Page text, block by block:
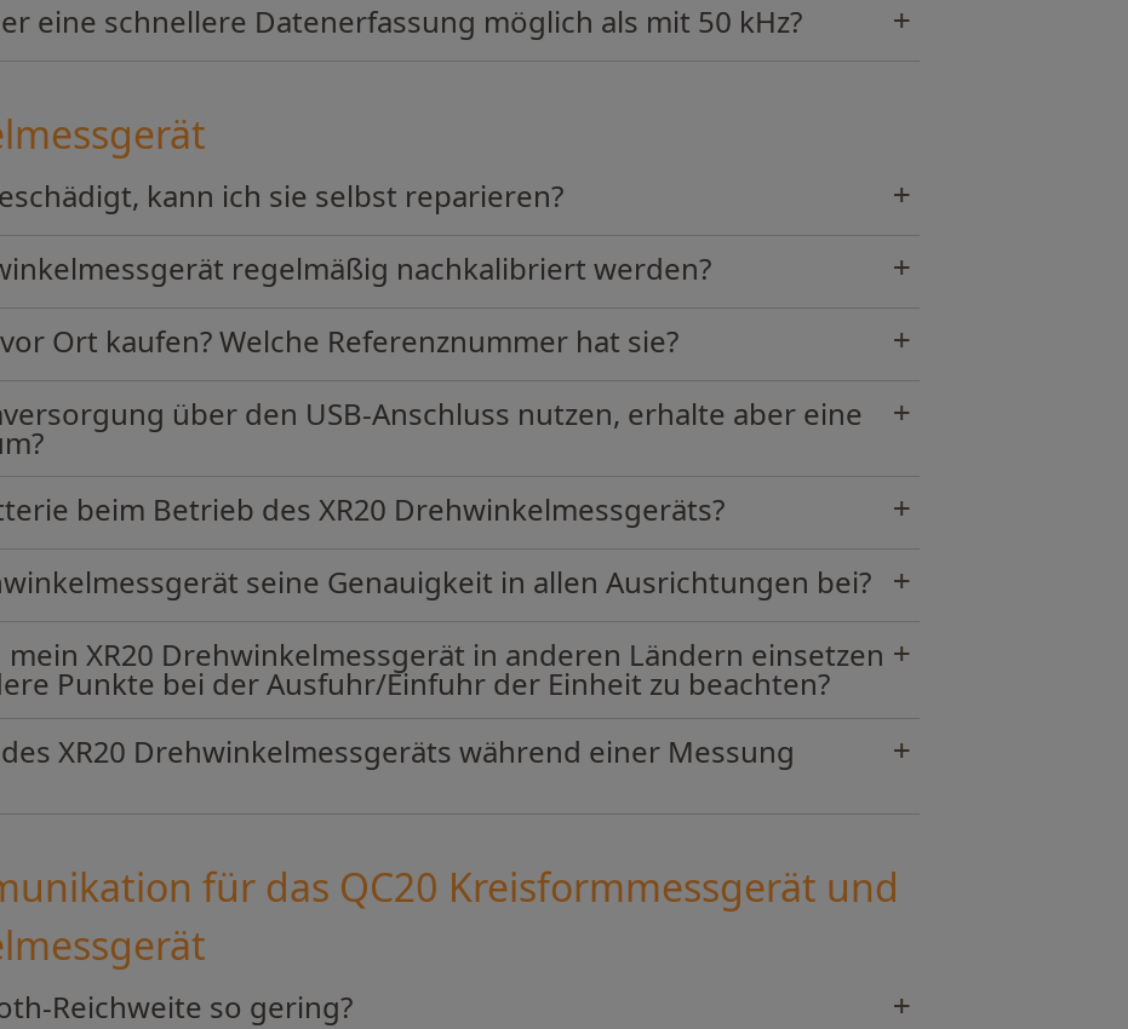
eine schnellere Datenerfassung möglich als mit 50 kHz?
kann ich sie selbst reparieren?
regelmäßig nachkalibriert werden?
Ort kaufen? Welche Referenznummer hat sie?
über den USB-Anschluss nutzen, erhalte aber eine
beim Betrieb des XR20 Drehwinkelmessgeräts?
seine Genauigkeit in allen Ausrichtungen bei?
mein XR20 Drehwinkelmessgerät in anderen Ländern einsetzen
Punkte bei der Ausfuhr/Einfuhr der Einheit zu beachten?
XR20 Drehwinkelmessgeräts während einer Messung
für das QC20 Kreisformmessgerät und
Reichweite so gering?